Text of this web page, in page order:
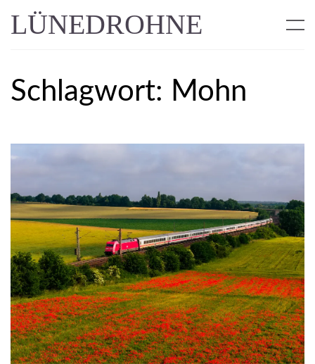
LÜNEDROHNE
Schlagwort: Mohn